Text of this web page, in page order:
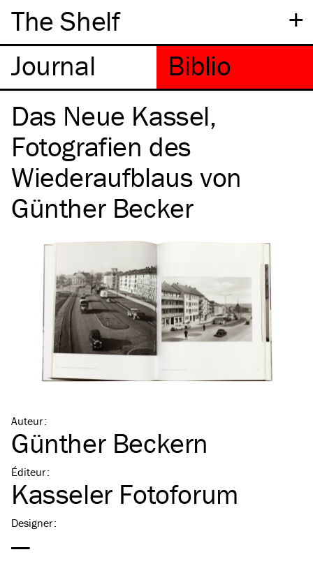
+
The Shelf
Das Neue Kassel,
Fotografien des
Wiederaufblaus von
Günther Becker
Auteur:
Günther Beckern
Éditeur:
Kasseler Fotoforum
Designer:
—